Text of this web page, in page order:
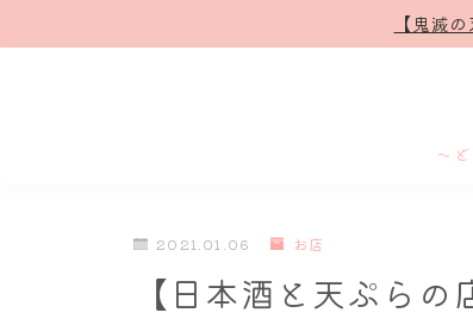
【鬼滅
～
2021.01.06 お店
【日本酒と天ぷら